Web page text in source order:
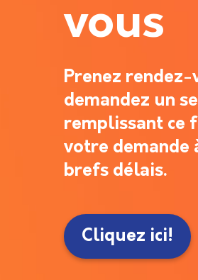
vous
Prenez rendez-
demandez un
remplissant ce
votre demande
brefs délais.
Cliquez ici!